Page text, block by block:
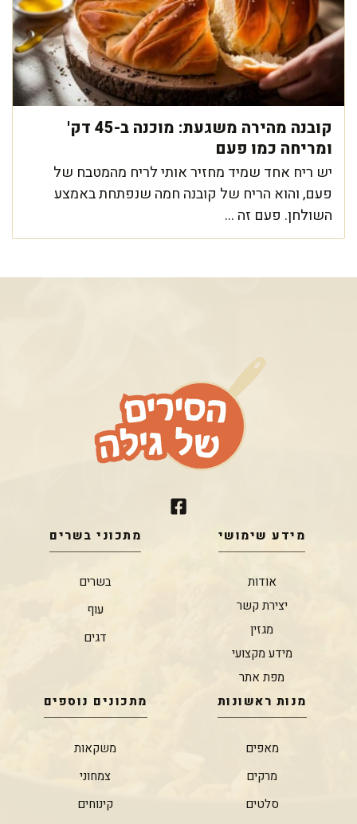
קובנה מהירה משגעת: מוכנה ב-45 דק'
ומריחה כמו פעם
יש ריח אחד שמיד מחזיר אותי לריח מהמטבח של
פעם, והוא הריח של קובנה חמה שנפתחת באמצע
השולחן. פעם זה ...
מידע שימושי
אודות
יצירת קשר
מגזין
מידע מקצועי
מפת אתר
מתכוני בשרים
בשרים
עוף
דגים
מנות ראשונות
מאפים
מרקים
סלטים
מתכונים נוספים
משקאות
צמחוני
קינוחים